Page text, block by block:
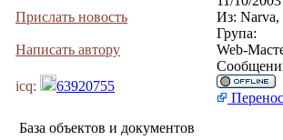
Прислать новость
Написать автору
icq: 63920755
База объектов и документов
Из: Narva,
Група:
Web-
Перенос